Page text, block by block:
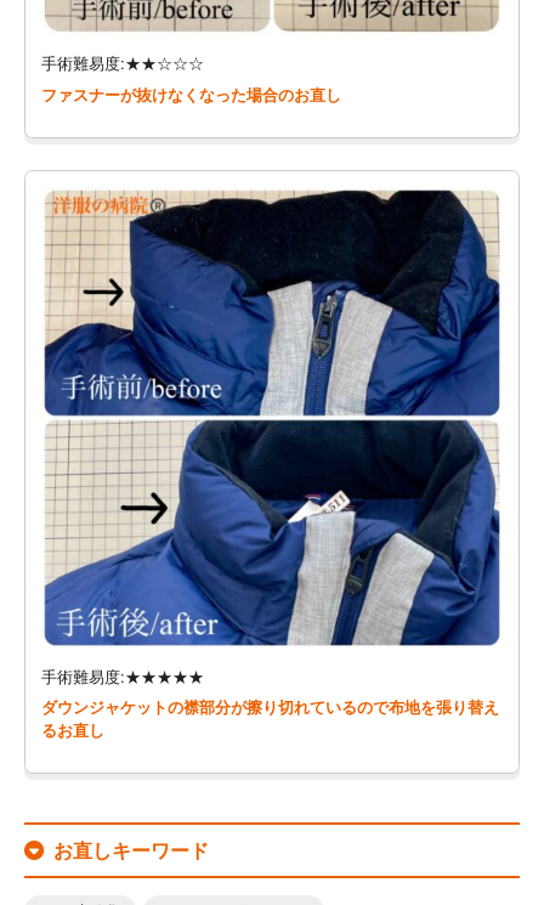
手術難易度:★★☆☆☆
ファスナーが抜けなくなった場合のお直し
手術難易度:★★★★★
ダウンジャケットの襟部分が擦り切れているので布地を張り替え
るお直し
お直しキーワード